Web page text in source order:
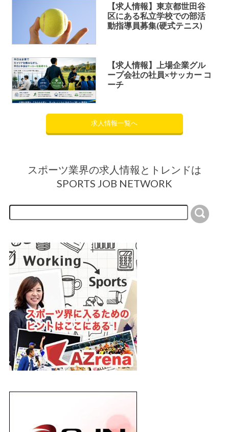
【求人情報】東京都世田谷
区にある私立学校での部活
動指導員募集(硬式テニス)
【求人情報】上場企業グル
ープ会社の社員×サッカー コ
ーチ
求人情報一覧へ
スポーツ業界の求人情報とトレンドは
SPORTS JOB NETWORK